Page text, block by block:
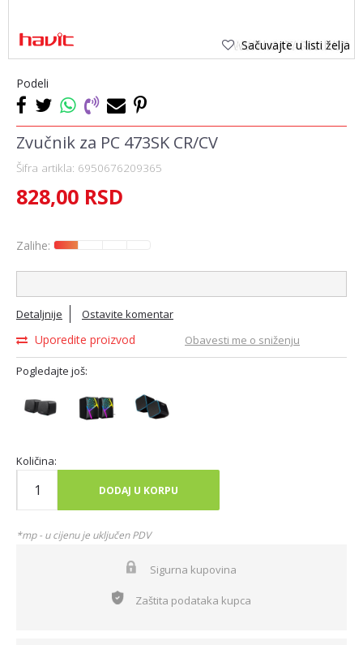
Sačuvajte u listi želja
Podeli
Zvučnik za PC 473SK CR/CV
Šifra artikla: 6950676209365
828,00 RSD
Zalihe:
Detaljnije Ostavite komentar
Uporedite proizvod Obavesti me o sniženju
Pogledajte još:
Količina:
DODAJ U KORPU
*mp - u cijenu je uključen PDV
Sigurna kupovina
Zaštita podataka kupca